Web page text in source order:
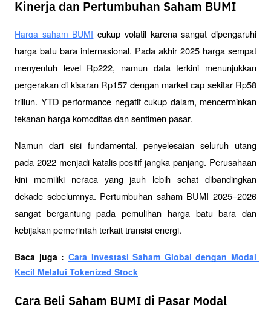
Kinerja dan Pertumbuhan Saham BUMI
Harga saham BUMI cukup volatil karena sangat dipengaruhi
harga batu bara internasional. Pada akhir 2025 harga sempat
menyentuh level Rp222, namun data terkini menunjukkan
pergerakan di kisaran Rp157 dengan market cap sekitar Rp58
triliun. YTD performance negatif cukup dalam, mencerminkan
tekanan harga komoditas dan sentimen pasar.
Namun dari sisi fundamental, penyelesaian seluruh utang
pada 2022 menjadi katalis positif jangka panjang. Perusahaan
kini memiliki neraca yang jauh lebih sehat dibandingkan
dekade sebelumnya. Pertumbuhan saham BUMI 2025–2026
sangat bergantung pada pemulihan harga batu bara dan
kebijakan pemerintah terkait transisi energi.
Baca juga : Cara Investasi Saham Global dengan Modal
Kecil Melalui Tokenized Stock
Cara Beli Saham BUMI di Pasar Modal